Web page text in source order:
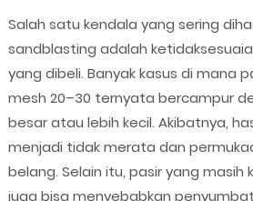
Salah satu kendala yang sering
sandblasting adalah
yang dibeli. Banyak kasus di mana
mesh 20–30 ternyata bercampur
besar atau lebih kecil. Akibatnya,
menjadi tidak merata dan
belang. Selain itu, pasir yang
juga bisa menyebabkan